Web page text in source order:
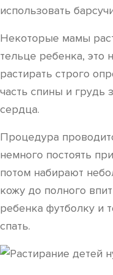
использовать
Некоторые мамы
тельце ребенка, это
растирать строго
часть спины и грудь
сердца.
Процедура
немного постоять
потом набирают
кожу до полного
ребенка футболку и
спать.